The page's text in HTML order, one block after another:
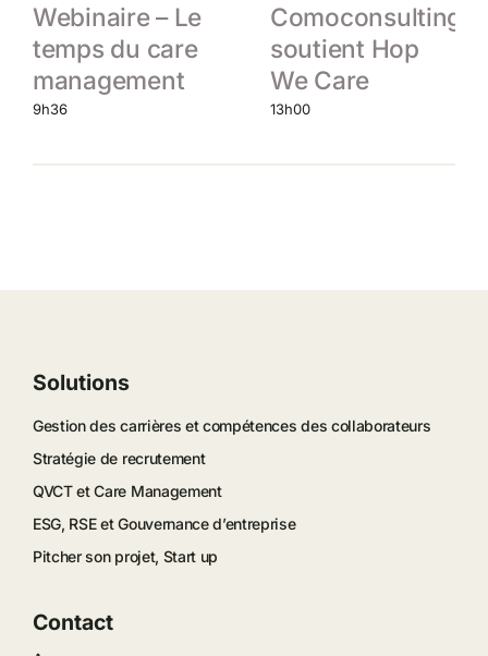
Webinaire – Le
temps du care
management
9h36
Comoconsulting
soutient Hop
We Care
13h00
Solutions
Gestion des carrières et compétences des collaborateurs
Stratégie de recrutement
QVCT et Care Management
ESG, RSE et Gouvernance d’entreprise
Pitcher son projet, Start up
Contact